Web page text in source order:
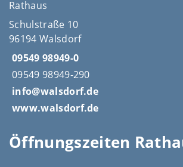
Rathaus
Schulstraße 10
96194 Walsdorf
09549 98949-0
09549 98949-290
info@walsdorf.de
www.walsdorf.de
Öffnungszeiten